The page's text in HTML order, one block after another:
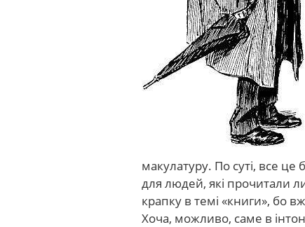
макулатуру. По суті, все
для людей, які прочитали
крапку в темі «книги», бо
Хоча, можливо, саме в